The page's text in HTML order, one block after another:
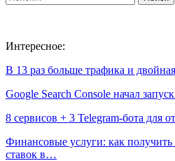
Интересное:
В 13 раз больше трафика и
Google Search Console начал
8 сервисов + 3 Telegram-бота для
Финансовые услуги: как
ставок в…